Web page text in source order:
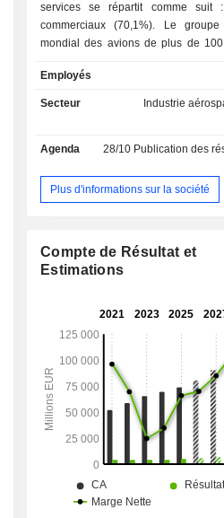
services se répartit comme suit : -
commerciaux (70,1%). Le
mondial des avions de plus de
avions militaires (notamment
transport, de surveillance maritime,
anti-sous-marins et de
satellites d'observation et de
défense et de sécurité (systèmes
systèmes
maintenance des avions ; - hélicoptères civils et
militaires (11,7%). La répartition géographique
Pacifique (28%), Amérique du
Moyen-Orient (9%), Amérique
Employés
Secteur
Industrie
Agenda 28/10 Publication des résultats
Plus d'informations sur la société
Compte de Résultat et
Estimations